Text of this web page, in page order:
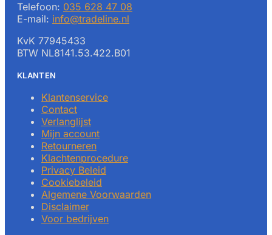
Telefoon: 035 628 47 08
E-mail: info@tradeline.nl
KvK 77945433
BTW NL8141.53.422.B01
KLANTEN
Klantenservice
Contact
Verlanglijst
Mijn account
Retourneren
Klachtenprocedure
Privacy Beleid
Cookiebeleid
Algemene Voorwaarden
Disclaimer
Voor bedrijven